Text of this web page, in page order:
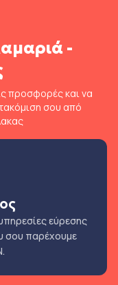
-
προσφορές και να
σου από
εύρεσης
σου παρέχουμε